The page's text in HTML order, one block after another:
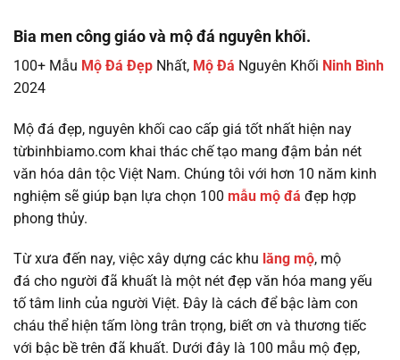
Bia men công giáo và mộ đá nguyên khối.
100+ Mẫu Mộ Đá Đẹp Nhất, Mộ Đá Nguyên Khối Ninh Bình
2024
Mộ đá đẹp, nguyên khối cao cấp giá tốt nhất hiện nay
từbinhbiamo.com khai thác chế tạo mang đậm bản nét
văn hóa dân tộc Việt Nam. Chúng tôi với hơn 10 năm kinh
nghiệm sẽ giúp bạn lựa chọn 100 mẫu mộ đá đẹp hợp
phong thủy.
Từ xưa đến nay, việc xây dựng các khu lăng mộ, mộ
đá cho người đã khuất là một nét đẹp văn hóa mang yếu
tố tâm linh của người Việt. Đây là cách để bậc làm con
cháu thể hiện tấm lòng trân trọng, biết ơn và thương tiếc
với bậc bề trên đã khuất. Dưới đây là 100 mẫu mộ đẹp,